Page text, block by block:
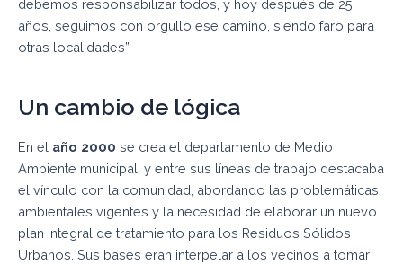
debemos responsabilizar todos, y hoy después de 25
años, seguimos con orgullo ese camino, siendo faro para
otras localidades”.
Un cambio de lógica
En el año 2000 se crea el departamento de Medio
Ambiente municipal, y entre sus líneas de trabajo destacaba
el vínculo con la comunidad, abordando las problemáticas
ambientales vigentes y la necesidad de elaborar un nuevo
plan integral de tratamiento para los Residuos Sólidos
Urbanos. Sus bases eran interpelar a los vecinos a tomar